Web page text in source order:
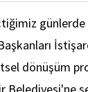
günlerde
dönüşüm